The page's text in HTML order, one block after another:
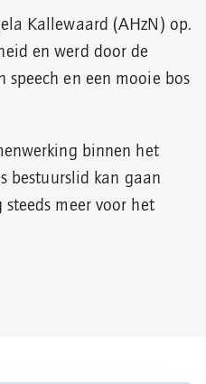
Kallewaard (AHzN) op.
en werd door de
speech en een mooie bos
binnen het
bestuurslid kan gaan
meer voor het